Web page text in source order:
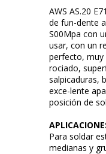
AWS AS.20
de fun-dente
S00Mpa con
usar, con un
perfecto, muy
rociado,
salpicaduras,
exce-lente
posición de
Para soldar
medianas y